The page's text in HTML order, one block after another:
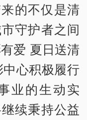
的不仅是清
守护者之间
爱 夏日送清
心积极履行
业的生动实
续秉持公益